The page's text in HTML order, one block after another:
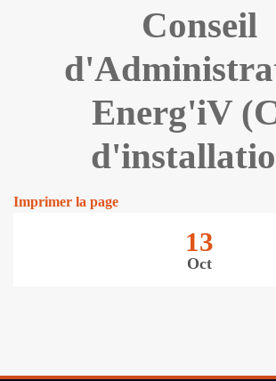
Conseil
Energ'iV
Imprimer la page
13
Oct